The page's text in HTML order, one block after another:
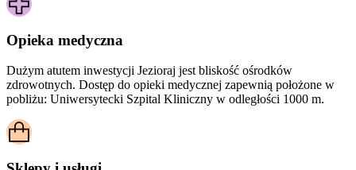
Opieka medyczna
Dużym atutem inwestycji Jezioraj jest bliskość ośrodków
zdrowotnych. Dostęp do opieki medycznej zapewnią położone w
pobliżu: Uniwersytecki Szpital Kliniczny w odległości 1000 m.